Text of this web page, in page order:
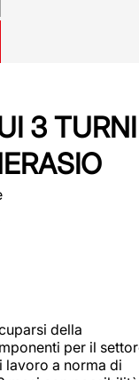
3 TURNI
della
per il
a norma di